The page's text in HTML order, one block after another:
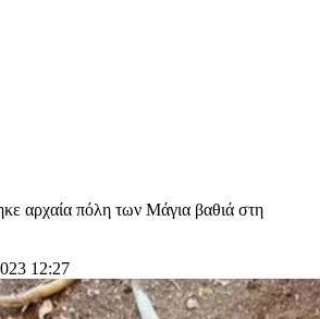
αρχαία πόλη των Μάγια βαθιά στη
12:27